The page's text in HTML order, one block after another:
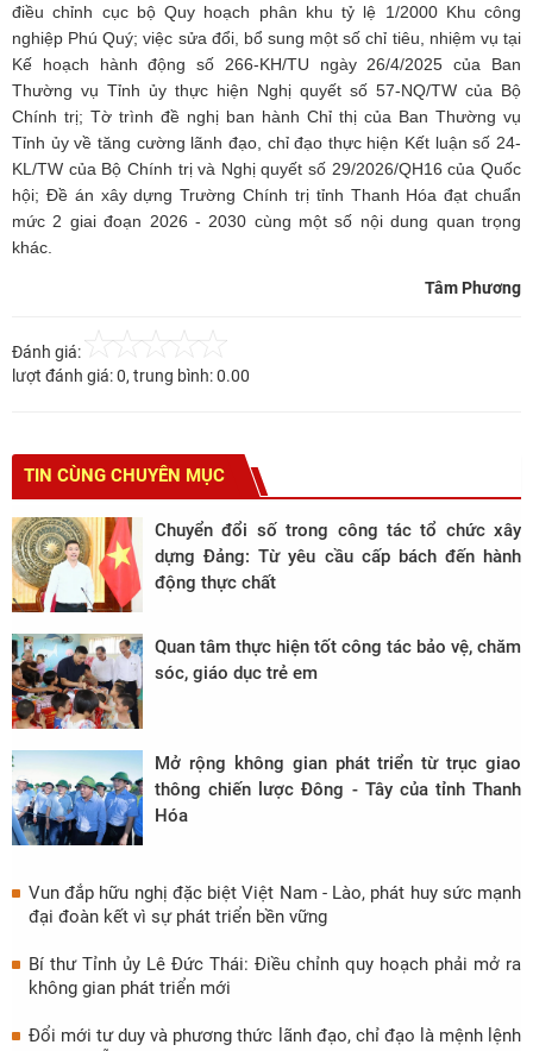
điều chỉnh cục bộ Quy hoạch phân khu tỷ lệ 1/2000 Khu công
nghiệp Phú Quý; việc sửa đổi, bổ sung một số chỉ tiêu, nhiệm vụ tại
Kế hoạch hành động số 266-KH/TU ngày 26/4/2025 của Ban
Thường vụ Tỉnh ủy thực hiện Nghị quyết số 57-NQ/TW của Bộ
Chính trị; Tờ trình đề nghị ban hành Chỉ thị của Ban Thường vụ
Tỉnh ủy về tăng cường lãnh đạo, chỉ đạo thực hiện Kết luận số 24-
KL/TW của Bộ Chính trị và Nghị quyết số 29/2026/QH16 của Quốc
hội; Đề án xây dựng Trường Chính trị tỉnh Thanh Hóa đạt chuẩn
mức 2 giai đoạn 2026 - 2030 cùng một số nội dung quan trọng
khác.
Tâm Phương
Đánh giá:
lượt đánh giá:0, trung bình:0.00
TIN CÙNG CHUYÊN MỤC
Chuyển đổi số trong công tác tổ chức xây
dựng Đảng: Từ yêu cầu cấp bách đến hành
động thực chất
Quan tâm thực hiện tốt công tác bảo vệ, chăm
sóc, giáo dục trẻ em
Mở rộng không gian phát triển từ trục giao
thông chiến lược Đông - Tây của tỉnh Thanh
Hóa
Vun đắp hữu nghị đặc biệt Việt Nam - Lào, phát huy sức mạnh
đại đoàn kết vì sự phát triển bền vững
Bí thư Tỉnh ủy Lê Đức Thái: Điều chỉnh quy hoạch phải mở ra
không gian phát triển mới
Đổi mới tư duy và phương thức lãnh đạo, chỉ đạo là mệnh lệnh